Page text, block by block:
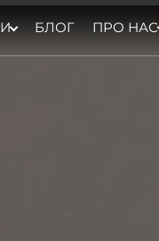
БЛОГ ПРО НАС